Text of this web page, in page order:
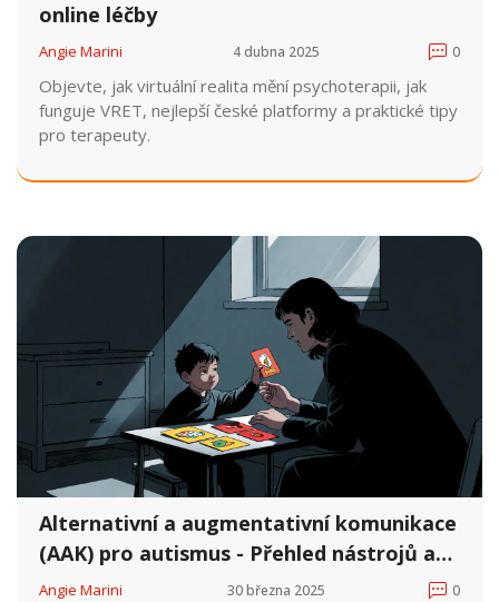
online léčby
Angie Marini 4 dubna 2025 0
Objevte, jak virtuální realita mění psychoterapii, jak
funguje VRET, nejlepší české platformy a praktické tipy
pro terapeuty.
Alternativní a augmentativní komunikace
(AAK) pro autismus - Přehled nástrojů a
tipy
Angie Marini 30 března 2025 0